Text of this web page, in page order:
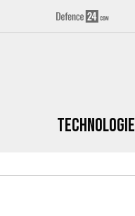
Technologie